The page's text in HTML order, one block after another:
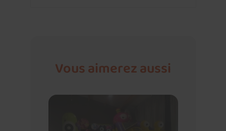
Vous aimerez aussi